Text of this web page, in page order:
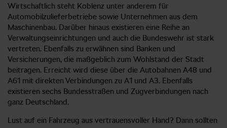
Wirtschaftlich steht Koblenz unter anderem für
Automobilzulieferbetriebe sowie Unternehmen aus dem
Maschinenbau. Darüber hinaus existieren eine Reihe an
Verwaltungseinrichtungen und auch die Bundeswehr ist stark
vertreten. Ebenfalls zu erwähnen sind Banken und
Versicherungen, die maßgeblich zum Wohlstand der Stadt
beitragen. Erreicht wird diese über die Autobahnen A48 und
A61 mit direkten Verbindungen zu A1 und A3. Ebenfalls
existieren sechs Bundesstraßen und Zugverbindungen nach
ganz Deutschland.
Lust auf ein Fahrzeug aus vertrauensvoller Hand? Dann sollten